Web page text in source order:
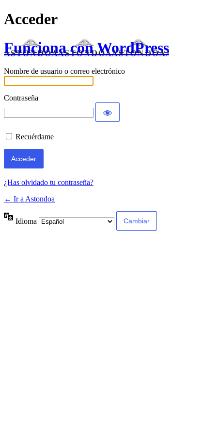
Acceder
Funciona con WordPress
Nombre de usuario o correo electrónico
Contraseña
Recuérdame
¿Has olvidado tu contraseña?
← Ir a Astondoa
Idioma